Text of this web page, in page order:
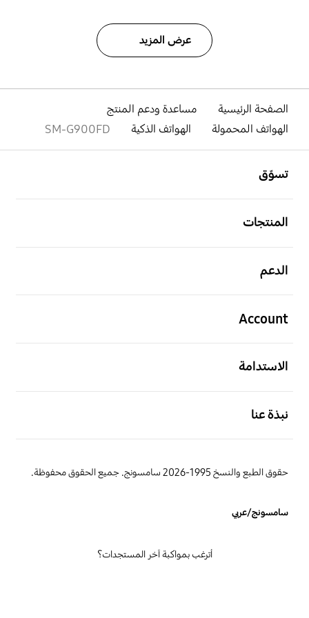
عرض المزيد
الصفحة الرئيسية
مساعدة ودعم المنتج
الهواتف المحمولة
الهواتف الذكية SM-G900FD
تسوّق
المنتجات
الدعم
Account
الاستدامة
نبذة عنا
حقوق الطبع والنسخ 1995-2026 سامسونج. جميع الحقوق محفوظة.
سامسونج/عربي
أترغب بمواكبة آخر المستجدات؟